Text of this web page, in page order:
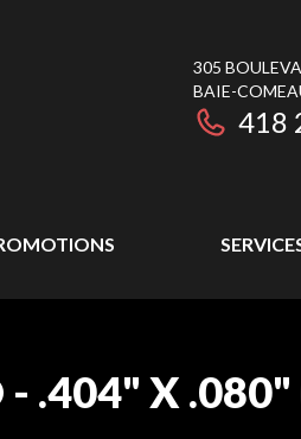
305
BAIE-
418
- .404" X